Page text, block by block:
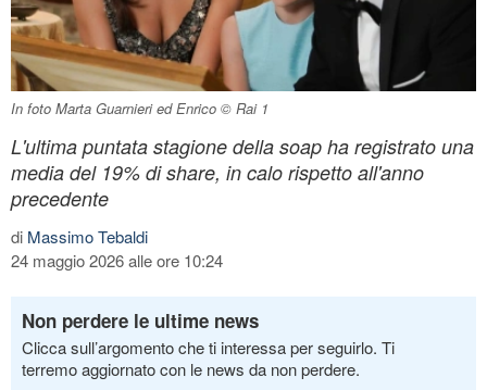
In foto Marta Guarnieri ed Enrico © Rai 1
L'ultima puntata stagione della soap ha registrato una
media del 19% di share, in calo rispetto all'anno
precedente
di Massimo Tebaldi
24 maggio 2026 alle ore 10:24
Non perdere le ultime news
Clicca sull’argomento che ti interessa per seguirlo. Ti
terremo aggiornato con le news da non perdere.